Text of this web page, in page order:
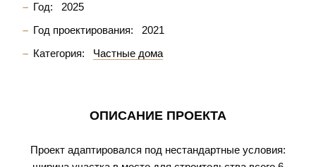
Год:
2025
Год проектирования:
2021
Категория:
Частные дома
ОПИСАНИЕ ПРОЕКТА
Проект адаптировался под нестандартные условия: